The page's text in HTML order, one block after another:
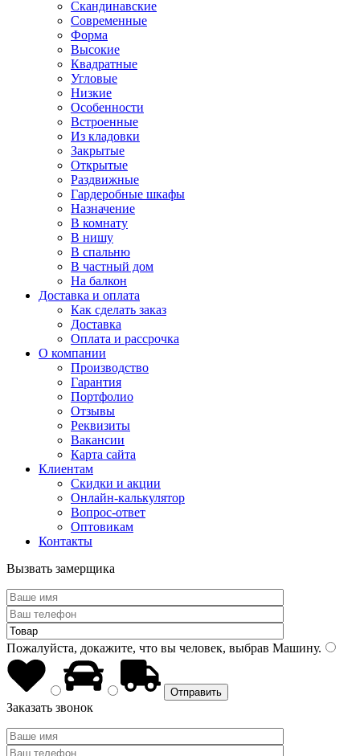
Скандинавские
Современные
Форма
Высокие
Квадратные
Угловые
Низкие
Особенности
Встроенные
Из кладовки
Закрытые
Открытые
Раздвижные
Гардеробные шкафы
Назначение
В комнату
В нишу
В спальню
В частный дом
На балкон
Доставка и оплата
Как сделать заказ
Доставка
Оплата и рассрочка
О компании
Производство
Гарантия
Портфолио
Отзывы
Реквизиты
Вакансии
Карта сайта
Клиентам
Скидки и акции
Онлайн-калькулятор
Вопрос-ответ
Оптовикам
Контакты
Вызвать замерщика
Пожалуйста, докажите, что вы человек, выбрав Машину.
Заказать звонок